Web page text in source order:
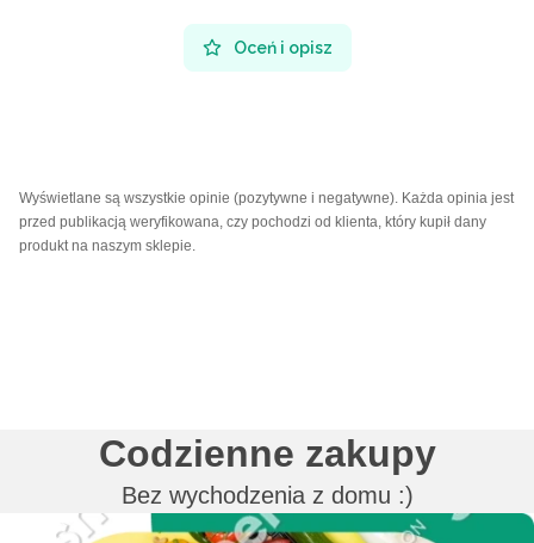
Oceń i opisz
Wyświetlane są wszystkie opinie (pozytywne i negatywne). Każda opinia jest
przed publikacją weryfikowana, czy pochodzi od klienta, który kupił dany
produkt na naszym sklepie.
Codzienne zakupy
Bez wychodzenia z domu :)